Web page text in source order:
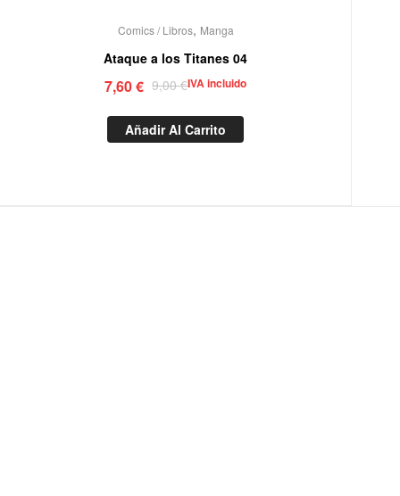
Comics / Libros, Manga
Ataque a los Titanes 04
9,00€
7,60€ IVA incluido
Añadir Al Carrito